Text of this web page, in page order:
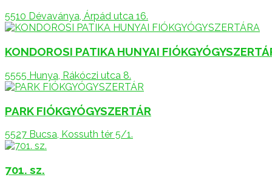
5510 Dévaványa, Árpád utca 16.
KONDOROSI PATIKA HUNYAI
5555 Hunya, Rákóczi utca 8.
PARK FIÓKGYÓGYSZERTÁR
5527 Bucsa, Kossuth tér 5/1.
701. sz.